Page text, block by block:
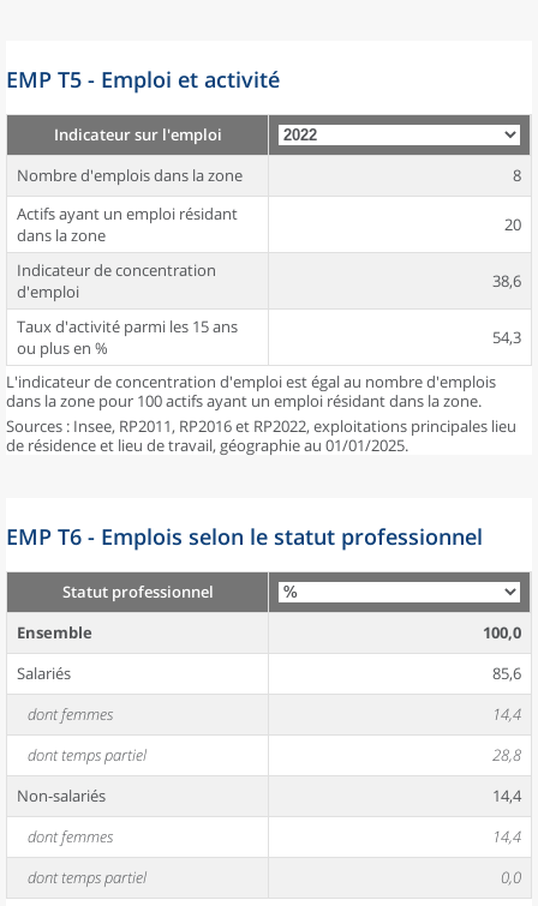
EMP T5 - Emploi et activité
Indicateur sur l'emploi
Nombre d'emplois dans la zone
8
Actifs ayant un emploi résidant
dans la zone
20
Indicateur de concentration
d'emploi
38,6
Taux d'activité parmi les 15 ans
ou plus en %
54,3
L'indicateur de concentration d'emploi est égal au nombre d'emplois
dans la zone pour 100 actifs ayant un emploi résidant dans la zone.
Sources : Insee, RP2011, RP2016 et RP2022, exploitations principales lieu
de résidence et lieu de travail, géographie au 01/01/2025.
EMP T6 - Emplois selon le statut professionnel
Statut professionnel
Ensemble
100,0
Salariés
85,6
dont femmes
14,4
dont temps partiel
28,8
Non-salariés
14,4
dont femmes
14,4
dont temps partiel
0,0